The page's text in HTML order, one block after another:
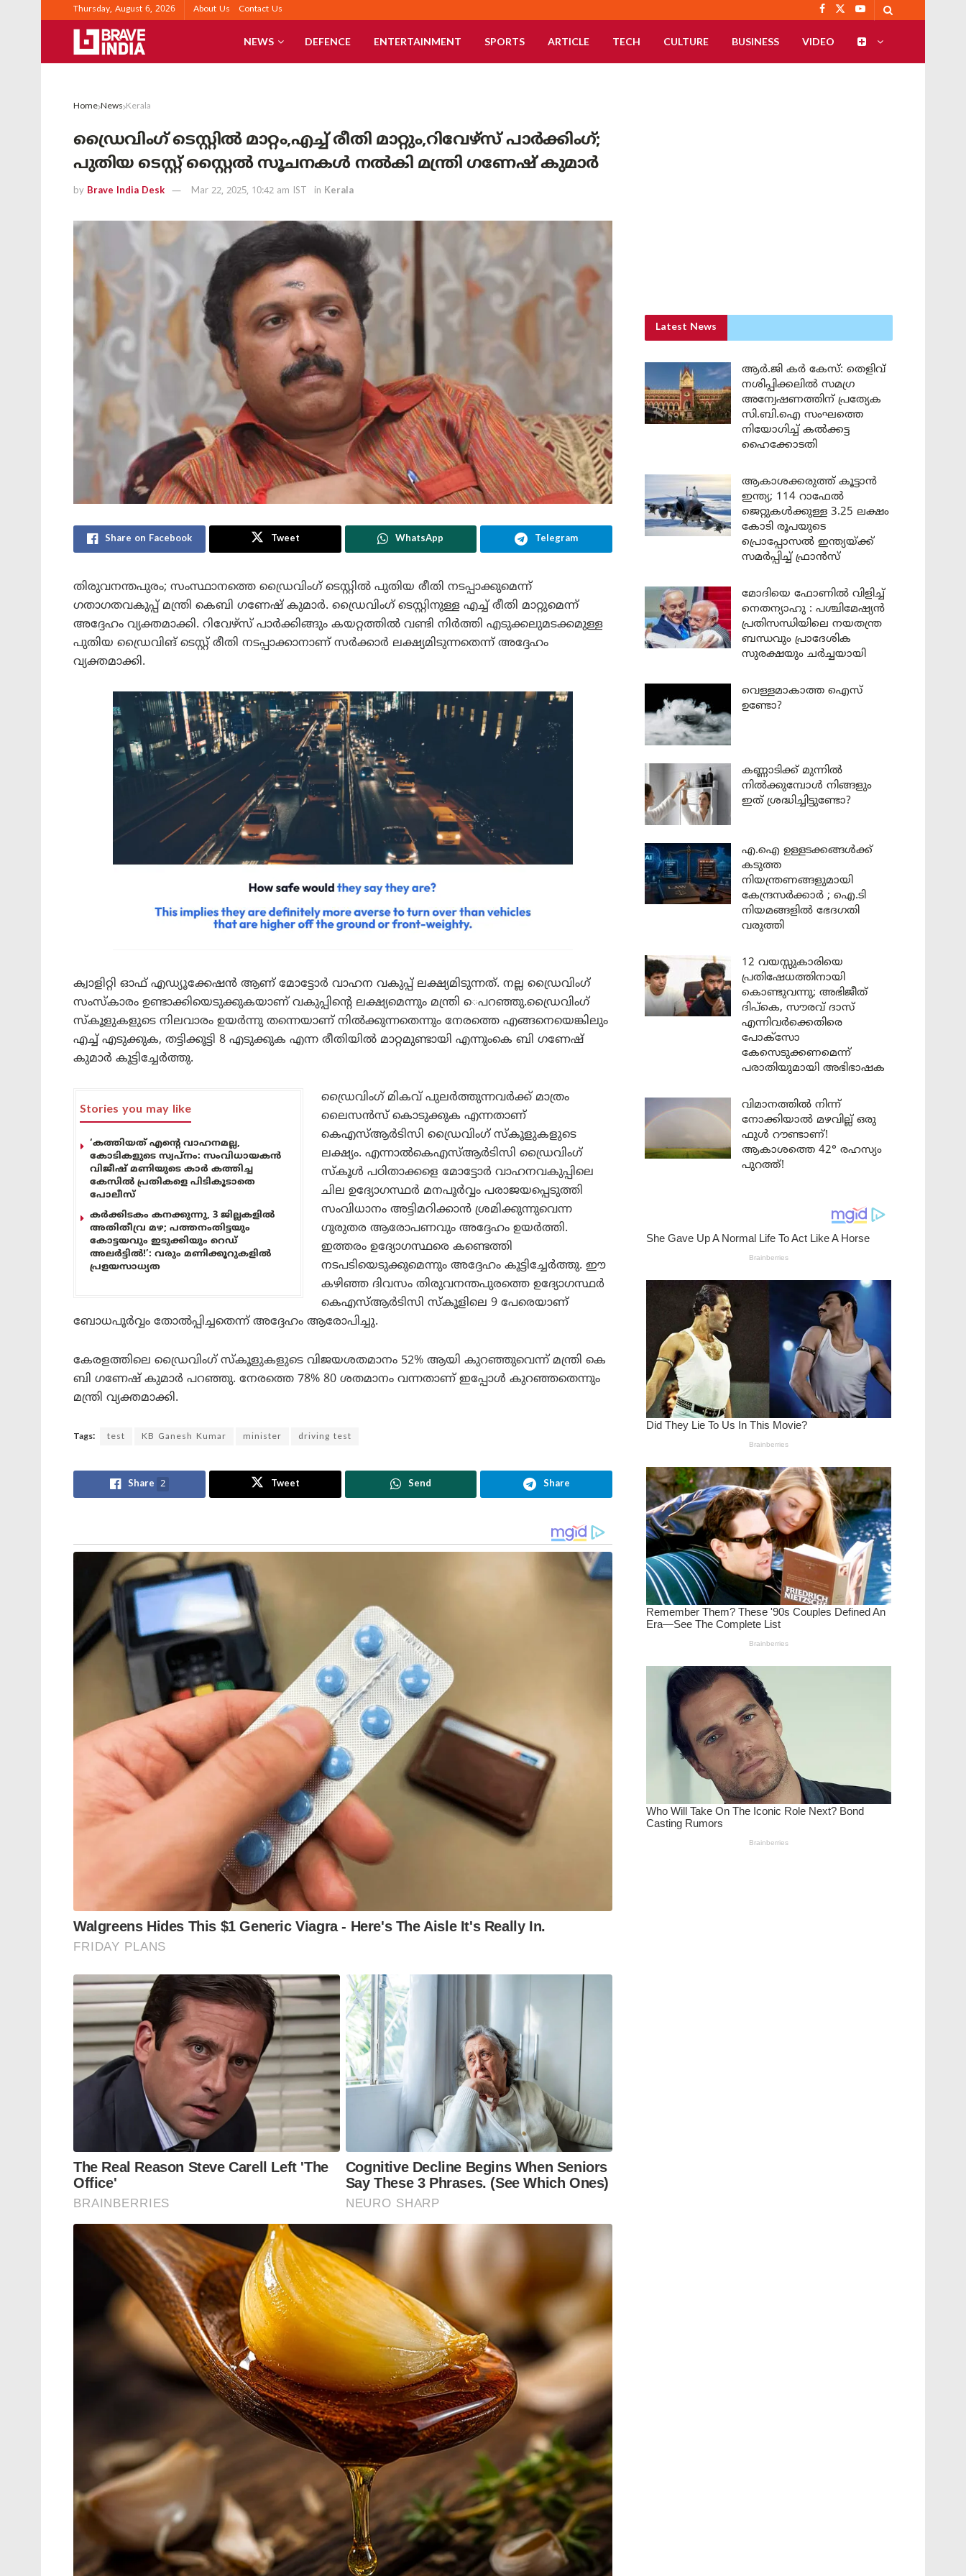
Thursday, August 6, 2026 About Us Contact Us
NEWS DEFENCE ENTERTAINMENT SPORTS ARTICLE TECH CULTURE BUSINESS VIDEO
Home News Kerala
ഡ്രൈവിംഗ് ടെസ്റ്റിൽ മാറ്റം,എച്ച് രീതി മാറ്റും,റിവേഴ്‌സ് പാർക്കിംഗ്;
പുതിയ ടെസ്റ്റ് സ്റ്റൈൽ സൂചനകൾ നൽകി മന്ത്രി ഗണേഷ് കുമാർ
by Brave India Desk Mar 22, 2025, 10:42 am IST in Kerala
Share on Facebook Tweet WhatsApp Telegram
തിരുവനന്തപുരം; സംസ്ഥാനത്തെ ഡ്രൈവിംഗ് ടെസ്റ്റിൽ പുതിയ രീതി നടപ്പാക്കുമെന്ന്
ഗതാഗതവകുപ്പ് മന്ത്രി കെബി ഗണേഷ് കുമാർ. ഡ്രൈവിംഗ് ടെസ്റ്റിനുള്ള എച്ച് രീതി മാറ്റുമെന്ന്
അദ്ദേഹം വ്യക്തമാക്കി. റിവേഴ്‌സ് പാർക്കിങ്ങും കയറ്റത്തിൽ വണ്ടി നിർത്തി എടുക്കലുമടക്കമുള്ള
പുതിയ ഡ്രൈവിങ് ടെസ്റ്റ് രീതി നടപ്പാക്കാനാണ് സർക്കാർ ലക്ഷ്യമിടുന്നതെന്ന് അദ്ദേഹം
വ്യക്തമാക്കി.
ക്വാളിറ്റി ഓഫ് എഡ്യൂക്കേഷൻ ആണ് മോട്ടോർ വാഹന വകുപ്പ് ലക്ഷ്യമിടുന്നത്. നല്ല ഡ്രൈവിംഗ്
സംസ്‌കാരം ഉണ്ടാക്കിയെടുക്കുകയാണ് വകുപ്പിന്റെ ലക്ഷ്യമെന്നും മന്ത്രി െപറഞ്ഞു.ഡ്രൈവിംഗ്
സ്‌കൂളുകളുടെ നിലവാരം ഉയർന്നു തന്നെയാണ് നിൽക്കുന്നതെന്നും നേരത്തെ എങ്ങനെയെങ്കിലും
എച്ച് എടുക്കുക, തട്ടിക്കൂട്ടി 8 എടുക്കുക എന്ന രീതിയിൽ മാറ്റമുണ്ടായി എന്നുംകെ ബി ഗണേഷ്
കുമാർ കൂട്ടിച്ചേർത്തു.
Stories you may like
‘കത്തിയത് എന്റെ വാഹനമല്ല,
കോടികളുടെ സ്വപ്നം: സംവിധായകൻ
വിജീഷ് മണിയുടെ കാർ കത്തിച്ച
കേസിൽ പ്രതികളെ പിടികൂടാതെ
പോലീസ്
കർക്കിടകം കനക്കുന്നു, 3 ജില്ലകളിൽ
അതിതീവ്ര മഴ; പത്തനംതിട്ടയും
കോട്ടയവും ഇടുക്കിയും റെഡ്
അലർട്ടിൽ!’: വരും മണിക്കൂറുകളിൽ
പ്രളയസാധ്യത
ഡ്രൈവിംഗ് മികവ് പുലർത്തുന്നവർക്ക് മാത്രം
ലൈസൻസ് കൊടുക്കുക എന്നതാണ്
കെഎസ്ആർടിസി ഡ്രൈവിംഗ് സ്‌കൂളുകളുടെ
ലക്ഷ്യം. എന്നാൽകെഎസ്ആർടിസി ഡ്രൈവിംഗ്
സ്‌കൂൾ പഠിതാക്കളെ മോട്ടോർ വാഹനവകുപ്പിലെ
ചില ഉദ്യോഗസ്ഥർ മനപൂർവ്വം പരാജയപ്പെടുത്തി
സംവിധാനം അട്ടിമറിക്കാൻ ശ്രമിക്കുന്നുവെന്ന
ഗുരുതര ആരോപണവും അദ്ദേഹം ഉയർത്തി.
ഇത്തരം ഉദ്യോഗസ്ഥരെ കണ്ടെത്തി
നടപടിയെടുക്കുമെന്നും അദ്ദേഹം കൂട്ടിച്ചേർത്തു. ഈ
കഴിഞ്ഞ ദിവസം തിരുവനന്തപുരത്തെ ഉദ്യോഗസ്ഥർ
കെഎസ്ആർടിസി സ്‌കൂളിലെ 9 പേരെയാണ്
ബോധപൂർവ്വം തോൽപ്പിച്ചതെന്ന് അദ്ദേഹം ആരോപിച്ചു.
കേരളത്തിലെ ഡ്രൈവിംഗ് സ്‌കൂളുകളുടെ വിജയശതമാനം 52% ആയി കുറഞ്ഞുവെന്ന് മന്ത്രി കെ
ബി ഗണേഷ് കുമാർ പറഞ്ഞു. നേരത്തെ 78% 80 ശതമാനം വന്നതാണ് ഇപ്പോൾ കുറഞ്ഞതെന്നും
മന്ത്രി വ്യക്തമാക്കി.
Tags: test KB Ganesh Kumar minister driving test
Share 2 Tweet Send Share
Latest News
ആർ.ജി കർ കേസ്: തെളിവ്
നശിപ്പിക്കലിൽ സമഗ്ര
അന്വേഷണത്തിന് പ്രത്യേക
സി.ബി.ഐ സംഘത്തെ
നിയോഗിച്ച് കൽക്കട്ട
ഹൈക്കോടതി
ആകാശക്കരുത്ത് കൂട്ടാൻ
ഇന്ത്യ; 114 റാഫേൽ
ജെറ്റുകൾക്കുള്ള 3.25 ലക്ഷം
കോടി രൂപയുടെ
പ്രൊപ്പോസൽ ഇന്ത്യയ്ക്ക്
സമർപ്പിച്ച് ഫ്രാൻസ്
മോദിയെ ഫോണിൽ വിളിച്ച്
നെതന്യാഹു : പശ്ചിമേഷ്യൻ
പ്രതിസന്ധിയിലെ നയതന്ത്ര
ബന്ധവും പ്രാദേശിക
സുരക്ഷയും ചർച്ചയായി
വെള്ളമാകാത്ത ഐസ്
ഉണ്ടോ?
കണ്ണാടിക്ക് മുന്നിൽ
നിൽക്കുമ്പോൾ നിങ്ങളും
ഇത് ശ്രദ്ധിച്ചിട്ടുണ്ടോ?
എ.ഐ ഉള്ളടക്കങ്ങൾക്ക്
കടുത്ത
നിയന്ത്രണങ്ങളുമായി
കേന്ദ്രസർക്കാർ ; ഐ.ടി
നിയമങ്ങളിൽ ഭേദഗതി
വരുത്തി
12 വയസ്സുകാരിയെ
പ്രതിഷേധത്തിനായി
കൊണ്ടുവന്നു; അഭിജീത്
ദിപ്കെ, സൗരവ് ദാസ്
എന്നിവർക്കെതിരെ
പോക്സോ
കേസെടുക്കണമെന്ന്
പരാതിയുമായി അഭിഭാഷക
വിമാനത്തിൽ നിന്ന്
നോക്കിയാൽ മഴവില്ല് ഒരു
ഫുൾ റൗണ്ടാണ്!
ആകാശത്തെ 42° രഹസ്യം
പുറത്ത്!